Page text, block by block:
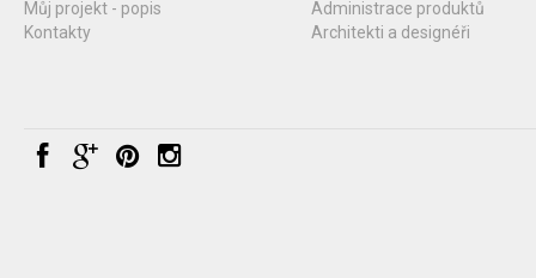
Můj projekt - popis
Kontakty
Administrace produktů
Architekti a designéři